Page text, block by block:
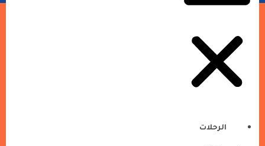
الرحلات